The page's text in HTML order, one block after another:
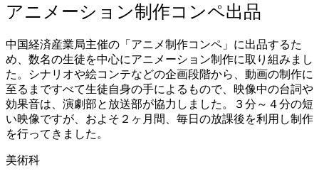
アニメーション制作コンペ出品
中国経済産業局主催の「アニメ制作コンペ」に出品するた
め、数名の生徒を中心にアニメーション制作に取り組みまし
た。シナリオや絵コンテなどの企画段階から、動画の制作に
至るまですべて生徒自身の手によるもので、映像中の台詞や
効果音は、演劇部と放送部が協力しました。３分～４分の短
い映像ですが、およそ２ヶ月間、毎日の放課後を利用し制作
を行ってきました。
美術科